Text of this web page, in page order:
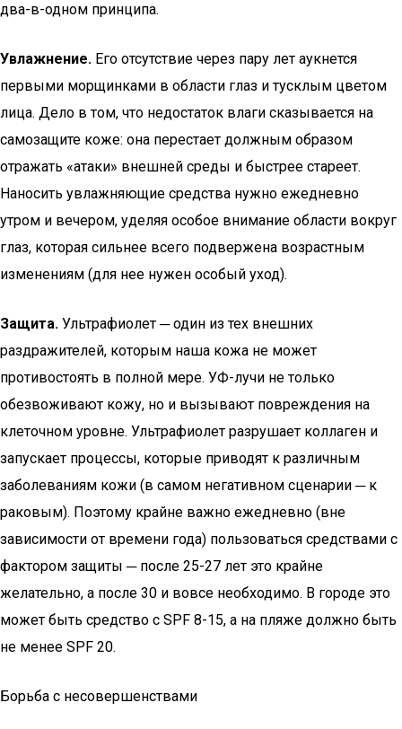
два-в-одном принципа.
Увлажнение. Его отсутствие через пару лет аукнется
первыми морщинками в области глаз и тусклым цветом
лица. Дело в том, что недостаток влаги сказывается на
самозащите коже: она перестает должным образом
отражать «атаки» внешней среды и быстрее стареет.
Наносить увлажняющие средства нужно ежедневно
утром и вечером, уделяя особое внимание области вокруг
глаз, которая сильнее всего подвержена возрастным
изменениям (для нее нужен особый уход).
Защита. Ультрафиолет ─ один из тех внешних
раздражителей, которым наша кожа не может
противостоять в полной мере. УФ-лучи не только
обезвоживают кожу, но и вызывают повреждения на
клеточном уровне. Ультрафиолет разрушает коллаген и
запускает процессы, которые приводят к различным
заболеваниям кожи (в самом негативном сценарии ─ к
раковым). Поэтому крайне важно ежедневно (вне
зависимости от времени года) пользоваться средствами с
фактором защиты ─ после 25-27 лет это крайне
желательно, а после 30 и вовсе необходимо. В городе это
может быть средство с SPF 8-15, а на пляже должно быть
не менее SPF 20.
Борьба с несовершенствами